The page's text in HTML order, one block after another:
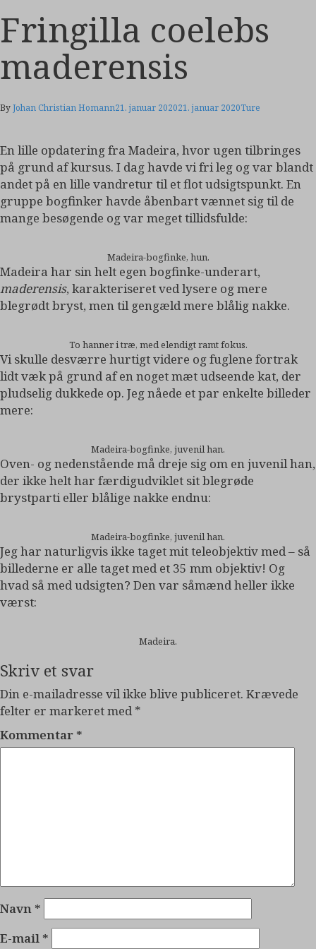
Fringilla coelebs
maderensis
ByJohan Christian Homann21. januar 202021. januar 2020Ture
En lille opdatering fra Madeira, hvor ugen tilbringes
på grund af kursus. I dag havde vi fri leg og var blandt
andet på en lille vandretur til et flot udsigtspunkt. En
gruppe bogfinker havde åbenbart vænnet sig til de
mange besøgende og var meget tillidsfulde:
Madeira-bogfinke, hun.
Madeira har sin helt egen bogfinke-underart,
maderensis, karakteriseret ved lysere og mere
blegrødt bryst, men til gengæld mere blålig nakke.
To hanner i træ, med elendigt ramt fokus.
Vi skulle desværre hurtigt videre og fuglene fortrak
lidt væk på grund af en noget mæt udseende kat, der
pludselig dukkede op. Jeg nåede et par enkelte billeder
mere:
Madeira-bogfinke, juvenil han.
Oven- og nedenstående må dreje sig om en juvenil han,
der ikke helt har færdigudviklet sit blegrøde
brystparti eller blålige nakke endnu:
Madeira-bogfinke, juvenil han.
Jeg har naturligvis ikke taget mit teleobjektiv med – så
billederne er alle taget med et 35 mm objektiv! Og
hvad så med udsigten? Den var såmænd heller ikke
værst:
Madeira.
Skriv et svar
Din e-mailadresse vil ikke blive publiceret. Krævede
felter er markeret med *
Kommentar *
Navn *
E-mail *